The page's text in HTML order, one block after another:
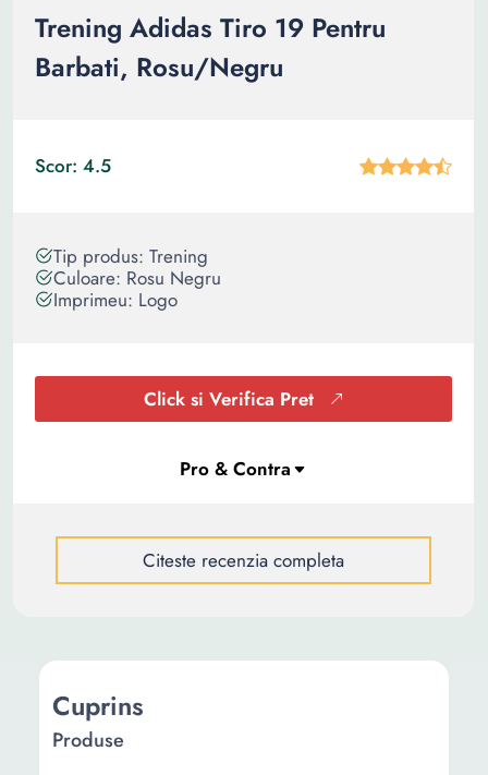
Trening Adidas Tiro 19 Pentru
Barbati, Rosu/Negru
Scor: 4.5
Tip produs: Trening
Culoare: Rosu Negru
Imprimeu: Logo
Click si Verifica Pret
Citeste recenzia completa
Cuprins
Produse